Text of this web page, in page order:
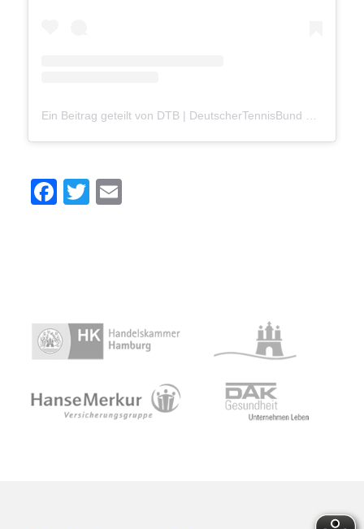
Ein Beitrag geteilt von DTB | DeutscherTennisBund e.V. (@deutscher_tennis_bund)
Facebook
Twitter